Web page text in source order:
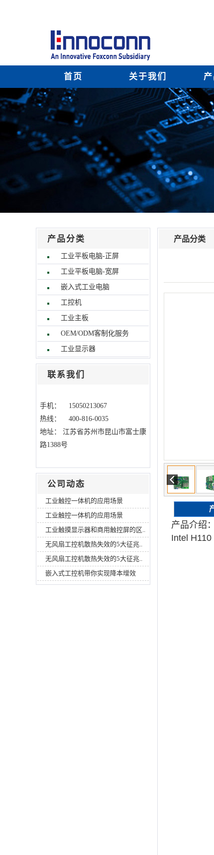
首页 关于我们
产品分类
工业平板电脑-正屏
工业平板电脑-宽屏
嵌入式工业电脑
工控机
工业主板
OEM/ODM客制化服务
工业显示器
联系我们
手机： 15050213067
热线： 400-816-0035
地址： 江苏省苏州市昆山市富士康
路1388号
公司动态
工业触控一体机的应用场景
工业触控一体机的应用场景
工业触摸显示器和商用触控屏的区..
无风扇工控机散热失效的5大征兆..
无风扇工控机散热失效的5大征兆..
嵌入式工控机带你实现降本增效
产品分类
产品介绍：
Intel